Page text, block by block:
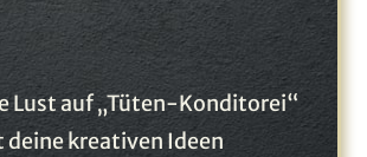
Lust auf „Tüten-Konditorei“
kreativen Ideen